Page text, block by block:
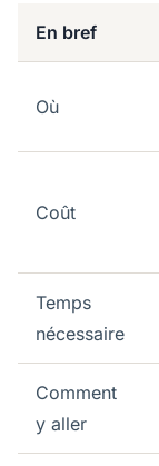
En bref
Où
Coût
Temps
nécessaire
Comment
y aller